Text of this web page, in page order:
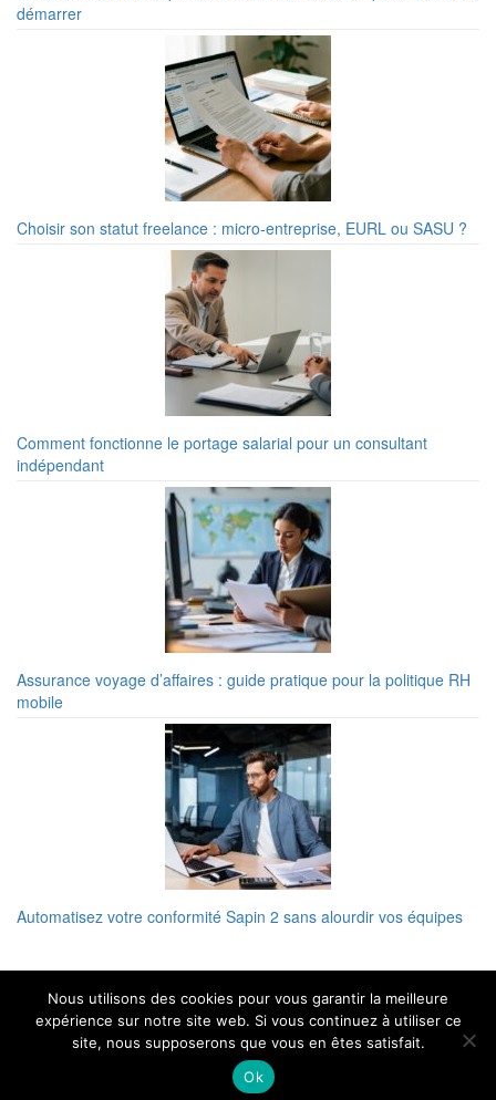
démarrer
Choisir son statut freelance : micro-entreprise, EURL ou SASU ?
Comment fonctionne le portage salarial pour un consultant
indépendant
Assurance voyage d’affaires : guide pratique pour la politique RH
mobile
Automatisez votre conformité Sapin 2 sans alourdir vos équipes
Les métiers par secteur d'activité
SMIC value - Tous droits reservés
Nous utilisons des cookies pour vous garantir la meilleure
expérience sur notre site web. Si vous continuez à utiliser ce
site, nous supposerons que vous en êtes satisfait.
Ok